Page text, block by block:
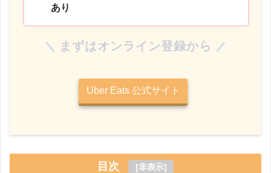
あり
まずはオンライン登録から
Uber Eats 公式サイト
目次 [非表示]